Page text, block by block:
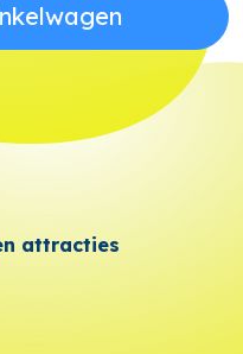
attracties